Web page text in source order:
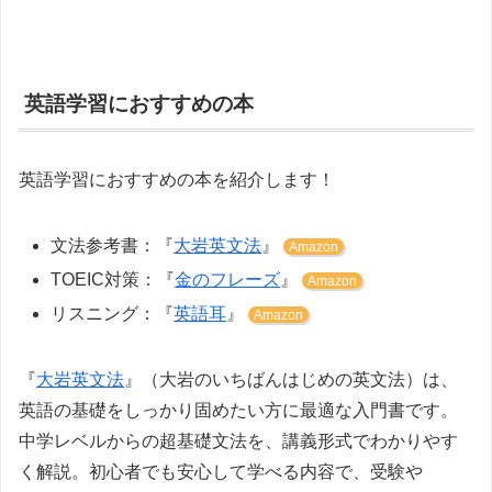
英語学習におすすめの本
英語学習におすすめの本を紹介します！
文法参考書：『大岩英文法 』 Amazon
TOEIC対策：『金のフレーズ 』 Amazon
リスニング：『英語耳』 Amazon
『大岩英文法』（大岩のいちばんはじめの英文法）は、
英語の基礎をしっかり固めたい方に最適な入門書です。
中学レベルからの超基礎文法を、講義形式でわかりやす
く解説。初心者でも安心して学べる内容で、受験や